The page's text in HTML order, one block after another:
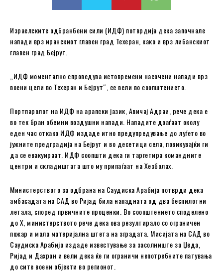
Израелските одбранбени сили (ИДФ) потврдија дека започнале
напади врз иранскиот главен град Техеран, како и врз либанскиот
главен град Бејрут.
„ИДФ моментално спроведува истовремени насочени напади врз
воени цели во Техеран и Бејрут“, се вели во соопштението.
Портпаролот на ИДФ на арапски јазик, Авичај Адраи, рече дека е
во тек бран обемни воздушни напади. Нападите доаѓаат околу
еден час откако ИДФ издаде итно предупредување до луѓето во
јужните предградија на Бејрут и во десетици села, повикувајќи ги
да се евакуираат. ИДФ соопшти дека ги таргетира командните
центри и складиштата што му припаѓаат на Хезболах.
Министерството за одбрана на Саудиска Арабија потврди дека
амбасадата на САД во Ријад била нападната од два беспилотни
летала, според првичните проценки. Во соопштението споделено
до X, министерството рече дека ова резултирало со ограничен
пожар и мала материјална штета на зградата. Мисијата на САД во
Саудиска Арабија издаде известување за засолниште за Џеда,
Ријад и Дахран и вели дека ќе ги ограничи непотребните патувања
до сите воени објекти во регионот.